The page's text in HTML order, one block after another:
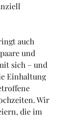
auch
und
sich – und
Einhaltung
Wir
die im